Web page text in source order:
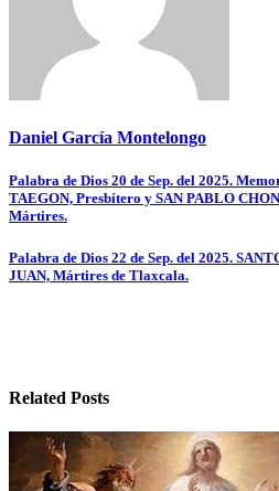
Daniel García Montelongo
Navegación
de
Palabra de Dios 20 de Sep. del 2025.
TAEGON, Presbítero y SAN PABLO
Mártires.
Palabra de Dios 22 de Sep. del 2025.
JUAN, Mártires de Tlaxcala.
Related Posts